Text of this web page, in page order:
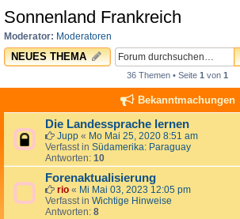
Sonnenland Frankreich
Moderator: Moderatoren
NEUES THEMA
36 Themen • Seite 1 von 1
Bekanntmachungen
Die Landessprache lernen
Jupp « Mo Mai 25, 2020 8:51 am
Verfasst in Südamerika: Paraguay
Antworten: 10
Forenaktualisierung
rio « Mi Mai 03, 2023 12:05 pm
Verfasst in Wichtige Hinweise
Antworten: 8